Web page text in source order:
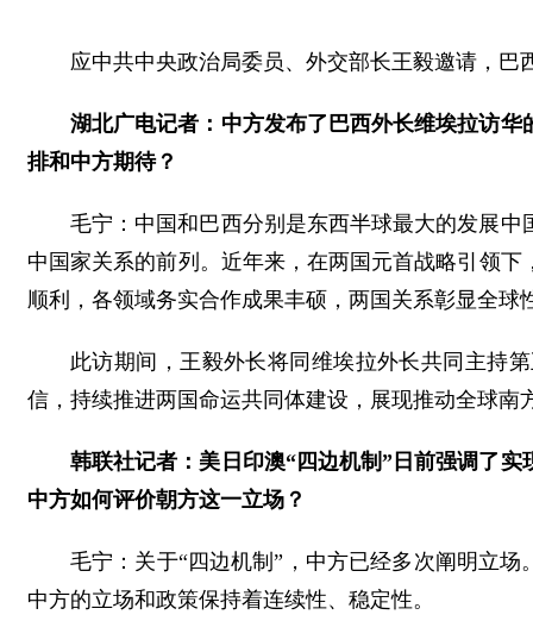
应中共中央政治局委员、外交部长王毅邀请，巴
湖北广电记者：中方发布了巴西外长维埃拉访
排和中方期待？
毛宁：中国和巴西分别是东西半球最大的发展
中国家关系的前列。近年来，在两国元首战略引领
顺利，各领域务实合作成果丰硕，两国关系彰显全球
此访期间，王毅外长将同维埃拉外长共同主持
信，持续推进两国命运共同体建设，展现推动全球
韩联社记者：美日印澳“四边机制”日前强调了
中方如何评价朝方这一立场？
毛宁：关于“四边机制”，中方已经多次阐明立
中方的立场和政策保持着连续性、稳定性。